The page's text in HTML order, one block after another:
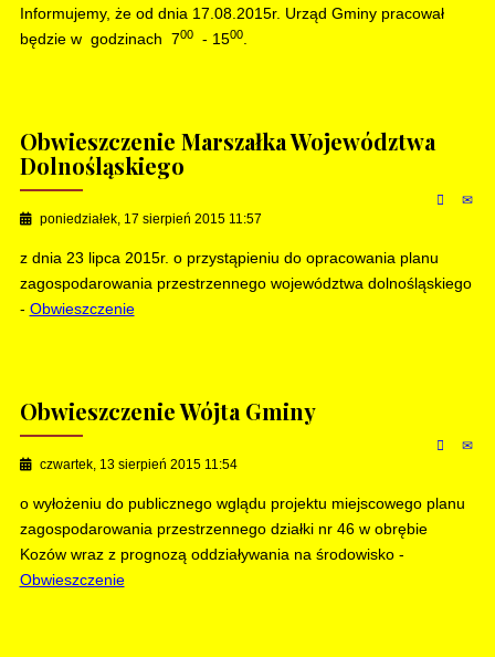
Informujemy, że od dnia 17.08.2015r. Urząd Gminy pracował
będzie w godzinach 700- 1500.
Obwieszczenie Marszałka Województwa
Dolnośląskiego
poniedziałek, 17 sierpień 2015 11:57
z dnia 23 lipca 2015r. o przystąpieniu do opracowania planu
zagospodarowania przestrzennego województwa dolnośląskiego
- Obwieszczenie
Obwieszczenie Wójta Gminy
czwartek, 13 sierpień 2015 11:54
o wyłożeniu do publicznego wglądu projektu miejscowego planu
zagospodarowania przestrzennego działki nr 46 w obrębie
Kozów wraz z prognozą oddziaływania na środowisko -
Obwieszczenie